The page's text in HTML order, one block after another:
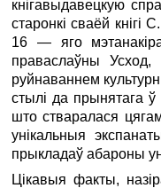
кнігавыдавецкую
старонкі сваёй
16 — яго
праваслаўны Усход,
руйнаваннем
стылі да прынятага ў
што стваралася
унікальныя
прыкладаў абароны
Цікавыя факты,